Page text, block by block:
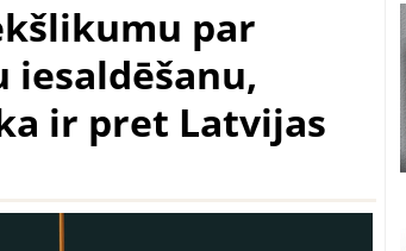
par
ir pret Latvijas